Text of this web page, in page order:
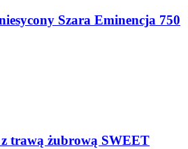
Szara Eminencja 750
trawą żubrową SWEET